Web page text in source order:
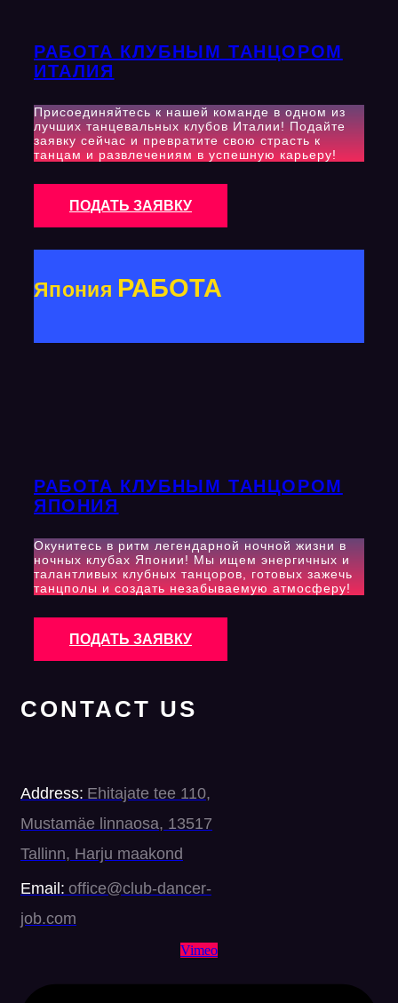
РАБОТА КЛУБНЫМ ТАНЦОРОМ
ИТАЛИЯ
Присоединяйтесь к нашей команде в одном из
лучших танцевальных клубов Италии! Подайте
заявку сейчас и превратите свою страсть к
танцам и развлечениям в успешную карьеру!
ПОДАТЬ ЗАЯВКУ
Япония РАБОТА
РАБОТА КЛУБНЫМ ТАНЦОРОМ
ЯПОНИЯ
Окунитесь в ритм легендарной ночной жизни в
ночных клубах Японии! Мы ищем энергичных и
талантливых клубных танцоров, готовых зажечь
танцполы и создать незабываемую атмосферу!
ПОДАТЬ ЗАЯВКУ
CONTACT US
Address: Ehitajate tee 110,
Mustamäe linnaosa, 13517
Tallinn, Harju maakond
Email: office@club-dancer-
job.com
Vimeo